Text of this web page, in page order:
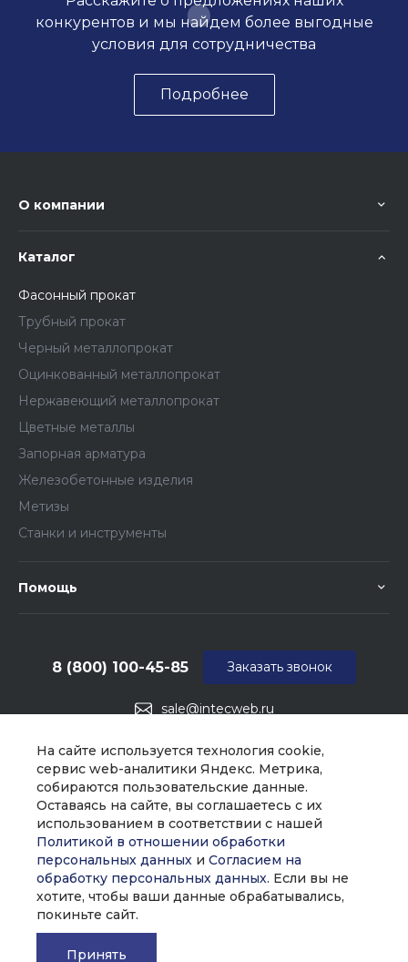
На сайте используется технология cookie,
сервис web-аналитики Яндекс. Метрика,
собираются пользовательские данные.
Оставаясь на сайте, вы соглашаетесь с их
использованием в соответствии с нашей
Политикой в отношении обработки
персональных данных и Согласием на
обработку персональных данных. Если вы не
хотите, чтобы ваши данные обрабатывались,
покиньте сайт.
Принять
конкурентов и мы найдем более выгодные
условия для сотрудничества
Подробнее
О компании
Каталог
Фасонный прокат
Трубный прокат
Черный металлопрокат
Оцинкованный металлопрокат
Нержавеющий металлопрокат
Цветные металлы
Запорная арматура
Железобетонные изделия
Метизы
Станки и инструменты
Помощь
sale@intecweb.ru
8 (800) 100-45-85
г. Москва, ул. Люсиновская, д. 39
Заказать звонок